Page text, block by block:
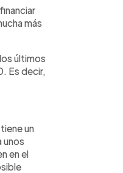
más
últimos
Es decir,
un
unos
en el